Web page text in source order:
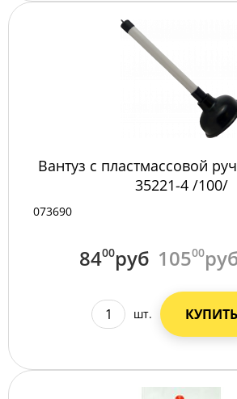
Вантуз с пластмассовой
35221-4 /100/
073690
8400руб 10500
шт. КУПИТЬ